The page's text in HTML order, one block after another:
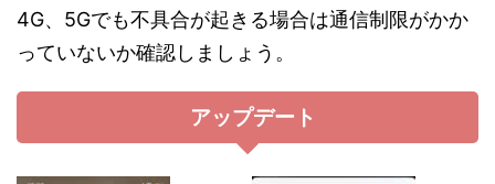
4G、5Gでも不具合が起きる場合は通信制限がかか
っていないか確認しましょう。
アップデート